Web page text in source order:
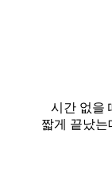
시간 없을
짧게 끝났는